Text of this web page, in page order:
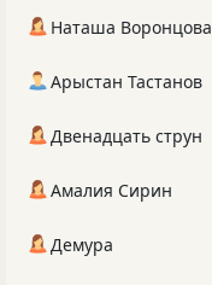
Наташа Воронцова
Арыстан Тастанов
Двенадцать струн
Амалия Сирин
Демура